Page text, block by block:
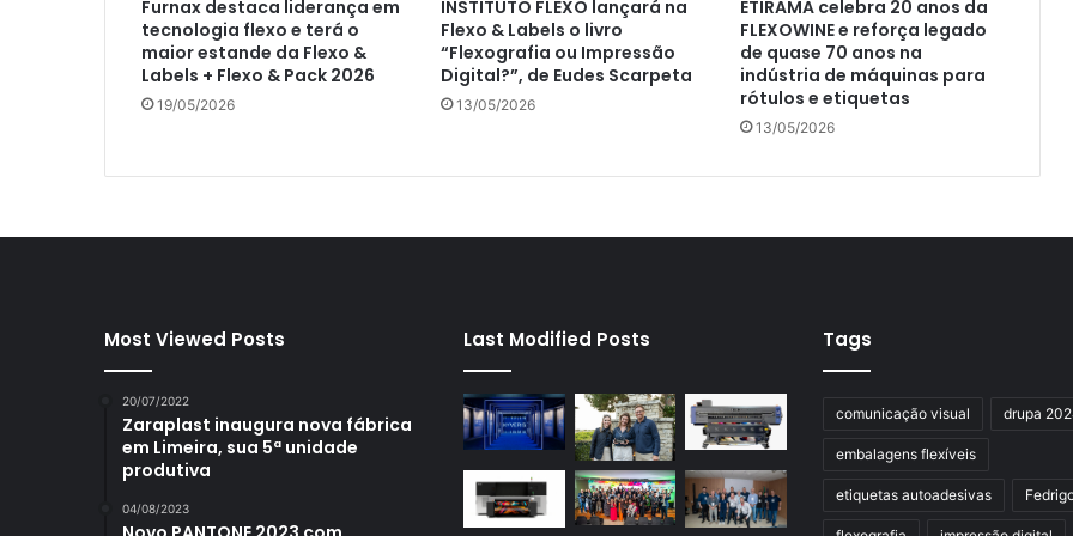
Reinaflex amplia linha de
equipamentos e lança Taurus
Hybrid Platinum na Flexo & Labels
Furnax destaca liderança em
tecnologia flexo e terá o
maior estande da Flexo &
Labels + Flexo & Pack 2026
19/05/2026
INSTITUTO FLEXO lançará na
Flexo & Labels o livro
“Flexografia ou Impressão
Digital?”, de Eudes Scarpeta
13/05/2026
ETIRAMA celebra 20 anos da
FLEXOWINE e reforça legado
de quase 70 anos na
indústria de máquinas para
rótulos e etiquetas
13/05/2026
Most Viewed Posts
20/07/2022
Zaraplast inaugura nova fábrica
em Limeira, sua 5ª unidade
produtiva
04/08/2023
Last Modified Posts Tags
comunicação visual drupa
embalagens flexíveis
etiquetas autoadesivas